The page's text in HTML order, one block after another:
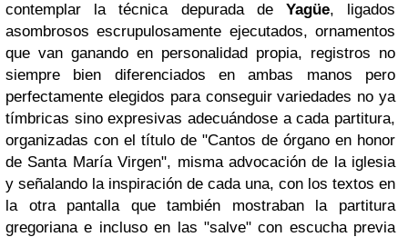
contemplar la técnica depurada de Yagüe, ligados
asombrosos escrupulosamente ejecutados, ornamentos
que van ganando en personalidad propia, registros no
siempre bien diferenciados en ambas manos pero
perfectamente elegidos para conseguir variedades no ya
tímbricas sino expresivas adecuándose a cada partitura,
organizadas con el título de "Cantos de órgano en honor
de Santa María Virgen", misma advocación de la iglesia
y señalando la inspiración de cada una, con los textos en
la otra pantalla que también mostraban la partitura
gregoriana e incluso en las "salve" con escucha previa